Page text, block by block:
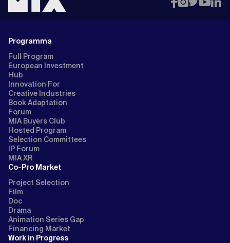
Programma
Full Program
European Investment
Hub
Innovation For
Creative Industries
Book Adaptation
Forum
MIA Buyers Club
Hosted Program
Selection Committees
IP Forum
MIA XR
Co-Pro Market
Project Selection
Film
Doc
Drama
Animation Series Gap
Financing Market
Work in Progress